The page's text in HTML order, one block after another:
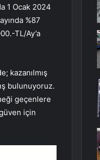
1 Ocak 2024
%87
TL/Ay’a
kazanılmış
bulunuyoruz.
geçenlere
için